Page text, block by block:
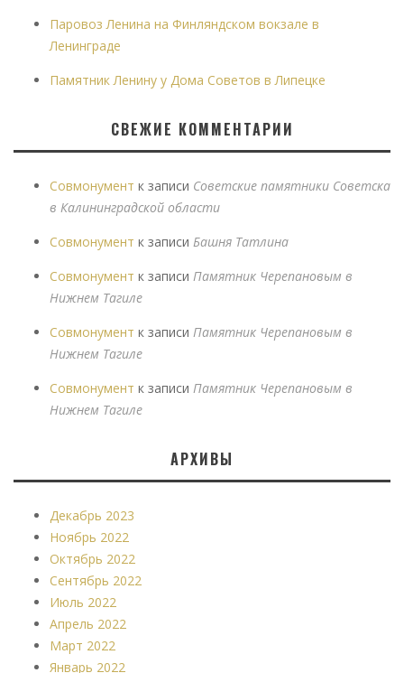
Паровоз Ленина на Финляндском вокзале в
Ленинграде
Памятник Ленину у Дома Советов в Липецке
СВЕЖИЕ КОММЕНТАРИИ
Совмонумент к записи Советские памятники Советска
в Калининградской области
Совмонумент к записи Башня Татлина
Совмонумент к записи Памятник Черепановым в
Нижнем Тагиле
Совмонумент к записи Памятник Черепановым в
Нижнем Тагиле
Совмонумент к записи Памятник Черепановым в
Нижнем Тагиле
АРХИВЫ
Декабрь 2023
Ноябрь 2022
Октябрь 2022
Сентябрь 2022
Июль 2022
Апрель 2022
Март 2022
Январь 2022